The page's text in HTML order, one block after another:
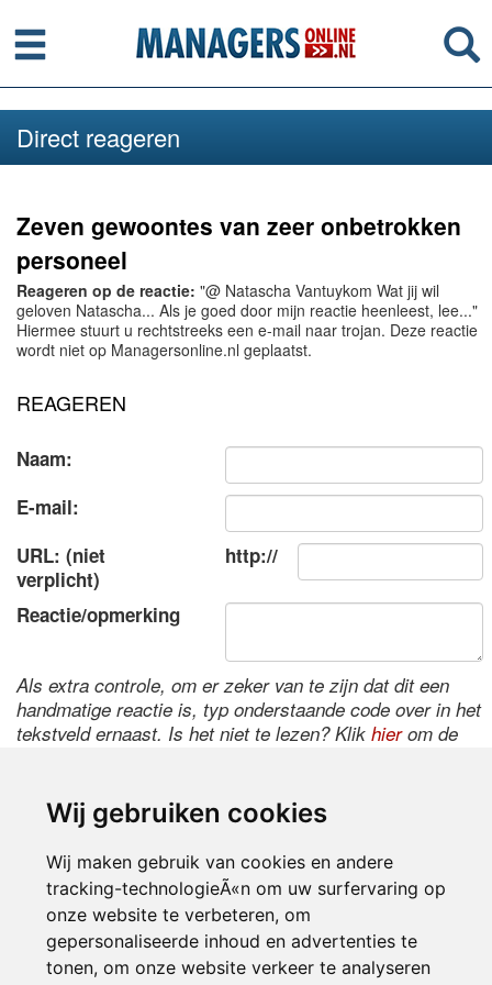
Wij gebruiken cookies
Wij maken gebruik van cookies en andere
tracking-technologieÃ«n om uw surfervaring op
onze website te verbeteren, om
gepersonaliseerde inhoud en advertenties te
tonen, om onze website verkeer te analyseren
Menu
Direct reageren
Zeven gewoontes van zeer onbetrokken
personeel
Reageren op de reactie: "@ Natascha Vantuykom Wat jij wil
geloven Natascha... Als je goed door mijn reactie heenleest, lee..."
Hiermee stuurt u rechtstreeks een e-mail naar trojan. Deze reactie
wordt niet op Managersonline.nl geplaatst.
REAGEREN
Naam:
E-mail:
URL: (niet
verplicht)
http://
Reactie/opmerking
Als extra controle, om er zeker van te zijn dat dit een
handmatige reactie is, typ onderstaande code over in het
tekstveld ernaast. Is het niet te lezen? Klik hierom de